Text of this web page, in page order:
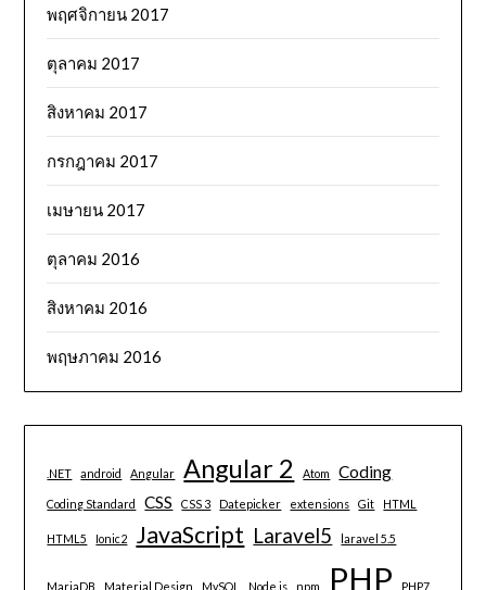
พฤศจิกายน 2017
ตุลาคม 2017
สิงหาคม 2017
กรกฎาคม 2017
เมษายน 2017
ตุลาคม 2016
สิงหาคม 2016
พฤษภาคม 2016
.NET android Angular Angular 2 Atom Coding
Coding Standard CSS CSS 3 Datepicker extensions Git HTML
HTML5 Ionic2 JavaScript Laravel5 laravel 5.5
MariaDB Material Design MySQL Node.js npm PHP PHP7